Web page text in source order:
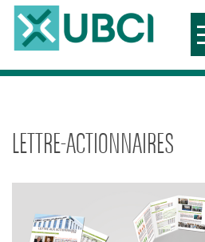
LETTRE-ACTIONNAIRES